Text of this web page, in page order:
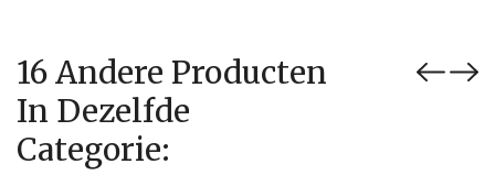
16 Andere Producten
In Dezelfde
Categorie: